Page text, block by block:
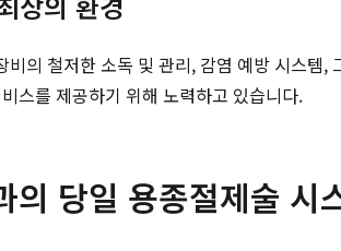
비의 철저한 소독 및 관리, 감염 예방 시스템
스를 제공하기 위해 노력하고 있습니다.
의 당일 용종절제술 시